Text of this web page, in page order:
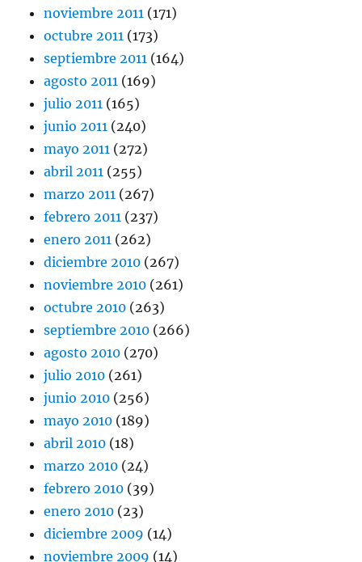
noviembre 2011 (171)
octubre 2011 (173)
septiembre 2011 (164)
agosto 2011 (169)
julio 2011 (165)
junio 2011 (240)
mayo 2011 (272)
abril 2011 (255)
marzo 2011 (267)
febrero 2011 (237)
enero 2011 (262)
diciembre 2010 (267)
noviembre 2010 (261)
octubre 2010 (263)
septiembre 2010 (266)
agosto 2010 (270)
julio 2010 (261)
junio 2010 (256)
mayo 2010 (189)
abril 2010 (18)
marzo 2010 (24)
febrero 2010 (39)
enero 2010 (23)
diciembre 2009 (14)
noviembre 2009 (14)